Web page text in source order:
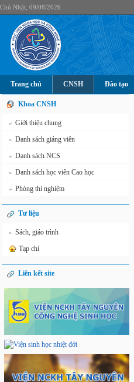
Chủ Nhật, 09/08/2026
Trang chủ CNSH Đào tạo
Khoa CNSH
» Giới thiệu chung
» Danh sách giảng viên
» Danh sách NCS
» Danh sách học viên Cao học
» Phòng thí nghiệm
Tư liệu
» Sách, giáo trình
Tạp chí
Liên kết site